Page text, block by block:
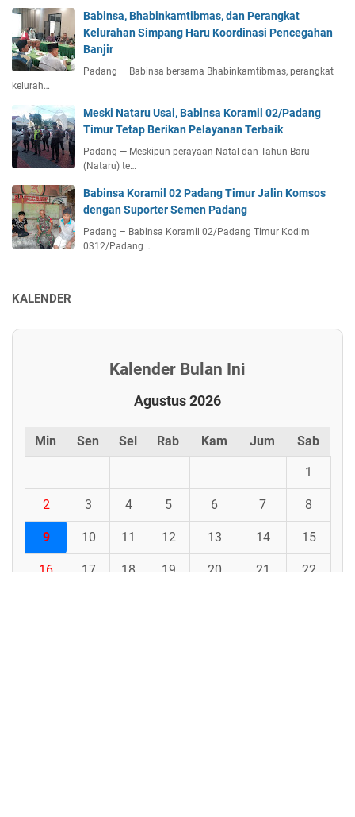
Babinsa, Bhabinkamtibmas, dan Perangkat
Kelurahan Simpang Haru Koordinasi Pencegahan
Banjir
Padang — Babinsa bersama Bhabinkamtibmas, perangkat
kelurah…
Meski Nataru Usai, Babinsa Koramil 02/Padang
Timur Tetap Berikan Pelayanan Terbaik
Padang — Meskipun perayaan Natal dan Tahun Baru
(Nataru) te…
Babinsa Koramil 02 Padang Timur Jalin Komsos
dengan Suporter Semen Padang
Padang – Babinsa Koramil 02/Padang Timur Kodim
0312/Padang …
KALENDER
Kalender Bulan Ini
Agustus 2026
Min Sen Sel Rab Kam Jum Sab
1
2 3 4 5 6 7 8
9 10 11 12 13 14 15
16 17 18 19 20 21 22